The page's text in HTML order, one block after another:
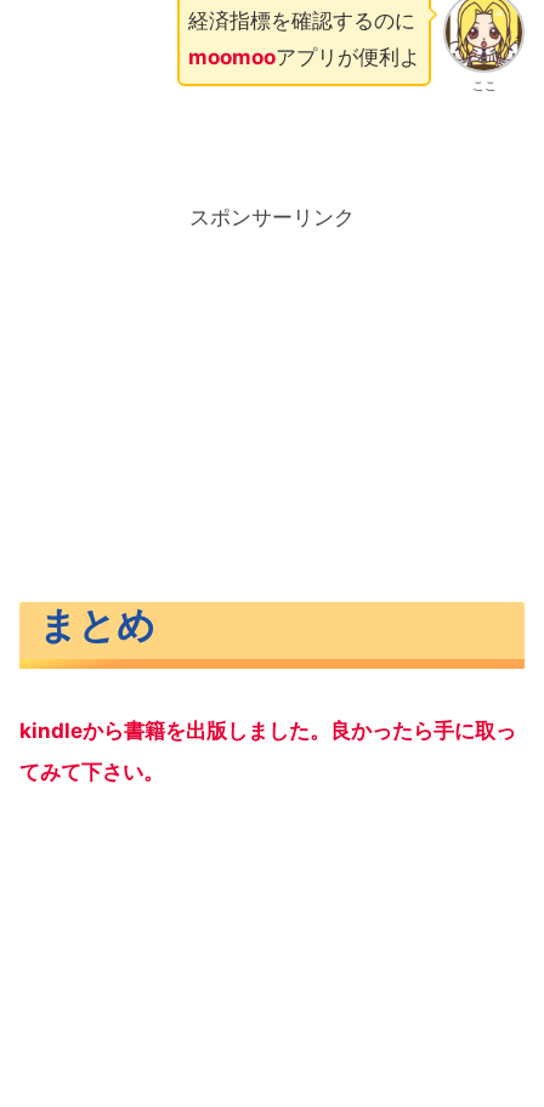
ここ
経済指標を確認するのに
moomooアプリが便利よ
スポンサーリンク
まとめ
kindleから書籍を出版しました。良かったら手に取っ
てみて下さい。